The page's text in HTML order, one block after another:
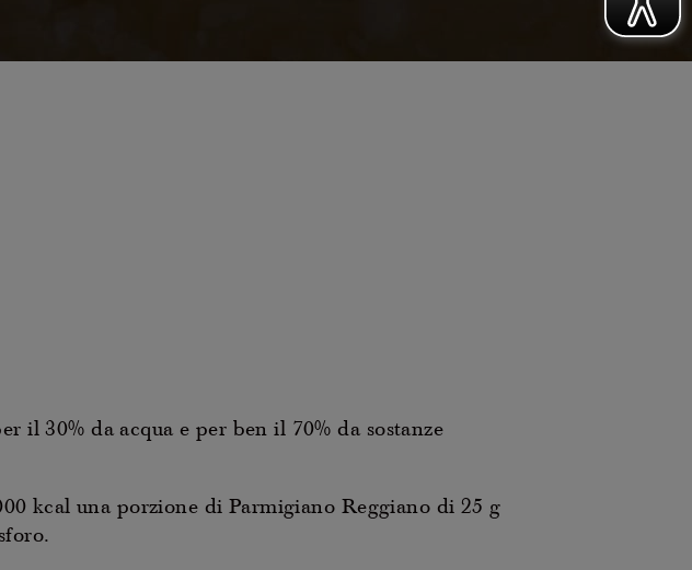
il 30% da acqua e per ben il 70% da sostanze
kcal una porzione di Parmigiano Reggiano di 25 g